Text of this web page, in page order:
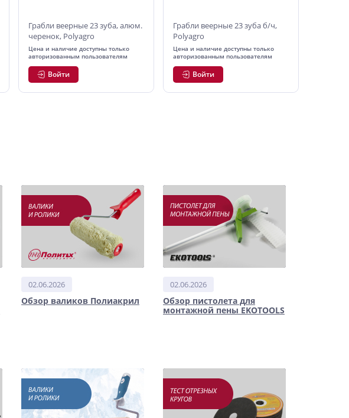
Грабли веерные 23 зуба, алюм.
черенок, Polyagro
Цена и наличие доступны только
авторизованным пользователям
Войти
Грабли веерные 23 зуба б/ч,
Polyagro
Цена и наличие доступны только
авторизованным пользователям
Войти
02.06.2026
Обзор валиков Полиакрил
02.06.2026
Обзор пистолета для
монтажной пены EKOTOOLS